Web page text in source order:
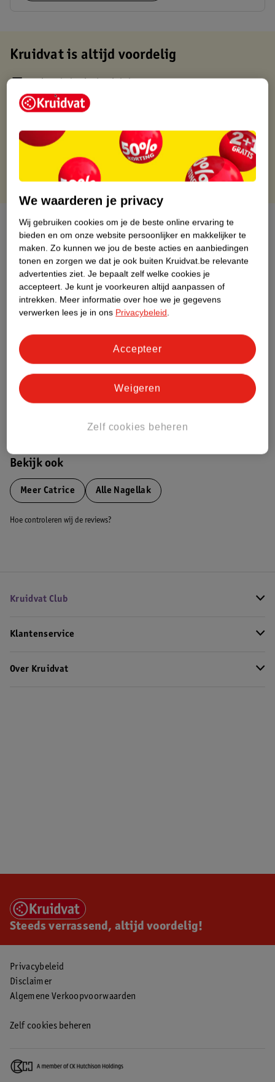
Kruidvat is altijd voordelig
Op werkdagen voor 22:00 uur besteld, volgende dag in huis
Gratis thuisbezorgd vanaf 50.00
Gratis punten met je Kruidvat kaart
Over dit product
Productinformatie
Etiketinformatie
Impact Score.
Bekijk ook
Meer Catrice Alle Nagellak
Hoe controleren wij de reviews?
Kruidvat Club
Klantenservice
Over Kruidvat
Steeds verrassend, altijd voordelig!
Privacybeleid
Disclaimer
Algemene Verkoopvoorwaarden
Zelf cookies beheren
We waarderen je privacy
Wij gebruiken cookies om je de beste online ervaring te
bieden en om onze website persoonlijker en makkelijker te
maken. Zo kunnen we jou de beste acties en aanbiedingen
tonen en zorgen we dat je ook buiten Kruidvat.be relevante
advertenties ziet. Je bepaalt zelf welke cookies je
accepteert. Je kunt je voorkeuren altijd aanpassen of
intrekken. Meer informatie over hoe we je gegevens
verwerken lees je in ons Privacybeleid.
Zelf cookies beheren
Weigeren
Accepteer